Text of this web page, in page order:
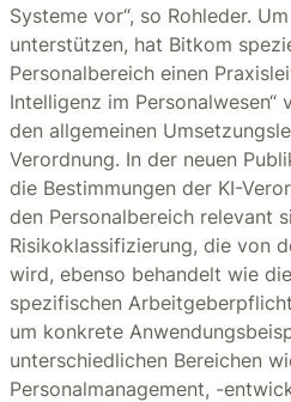
Systeme vor“, so Rohleder.
unterstützen, hat Bitkom
Personalbereich einen
Intelligenz im
den allgemeinen
Verordnung. In der neuen
die Bestimmungen der KI-
den Personalbereich relevant
Risikoklassifizierung, die von
wird, ebenso behandelt wie
spezifischen
um konkrete
unterschiedlichen Bereichen
Personalmanagement, -